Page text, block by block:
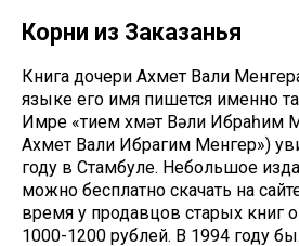
Корни из Заказанья
Книга дочери Ахмет Вали
языке его имя пишется именно
Имре «Әтием Әхмәт Вәли Ибраһим
Ахмет Вали Ибрагим Менгер»)
году в Стамбуле. Небольшое
можно бесплатно скачать на
время у продавцов старых книг
1000-1200 рублей. В 1994 году